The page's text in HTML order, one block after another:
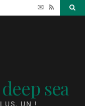
✉ RSS
sea
UN !